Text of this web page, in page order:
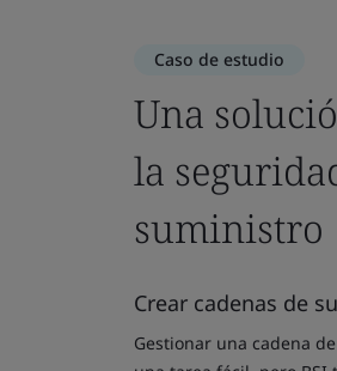
Caso de estudio
Una
la
suministro
Crear cadenas de
Gestionar una cadena